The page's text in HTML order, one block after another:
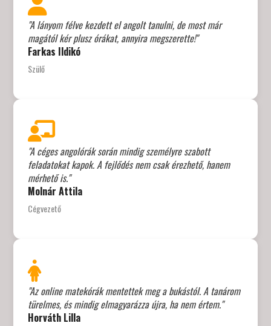
"A lányom félve kezdett el angolt tanulni, de most már
magától kér plusz órákat, annyira megszerette!"
Farkas Ildikó
Szülő
"A céges angolórák során mindig személyre szabott
feladatokat kapok. A fejlődés nem csak érezhető, hanem
mérhető is."
Molnár Attila
Cégvezető
"Az online matekórák mentettek meg a bukástól. A tanárom
türelmes, és mindig elmagyarázza újra, ha nem értem."
Horváth Lilla